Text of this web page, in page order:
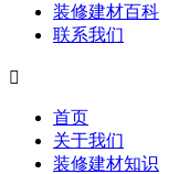
装修建材百科
联系我们

首页
关于我们
装修建材知识